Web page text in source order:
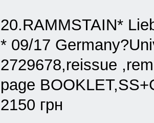
20.RAMMSTAIN*
* 09/17
2729678,reissue
page
2150 грн